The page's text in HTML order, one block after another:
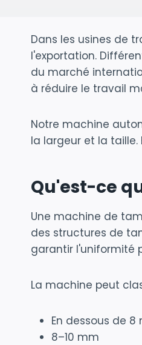
Dans les usines de
l'exportation.
du marché
à réduire le travail
Notre machine
la largeur et la
Qu'est-ce
Une machine de
des structures de
garantir l'uniformité
La machine peut
En dessous de 8
8–10 mm